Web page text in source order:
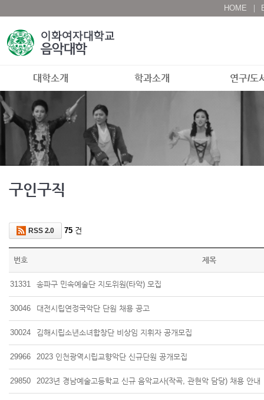
대학소개 학과소개 연구/도
HOME
구인구직
RSS 2.0 75 건
번호 제목
31331 송파구 민속예술단 지도위원(타악) 모집
30046 대전시립연정국악단 단원 채용 공고
30024 김해시립소년소녀합창단 비상임 지휘자 공개모집
29966 2023 인천광역시립교향악단 신규단원 공개모집
29850 2023년 경남예술고등학교 신규 음악교사(작곡, 관현악 담당) 채용 안내